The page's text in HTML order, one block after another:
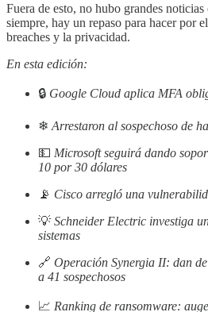
Fuera de esto, no hubo grandes noticias
siempre, hay un repaso para hacer por
breaches y la privacidad.
En esta edición:
🔒 Google Cloud aplica MFA
❄ Arrestaron al sospechoso de
💵 Microsoft seguirá dando
10 por 30 dólares
📡 Cisco arregló una
💡 Schneider Electric investiga
sistemas
🔗 Operación Synergia II: dan
a 41 sospechosos
📈 Ranking de ransomware: